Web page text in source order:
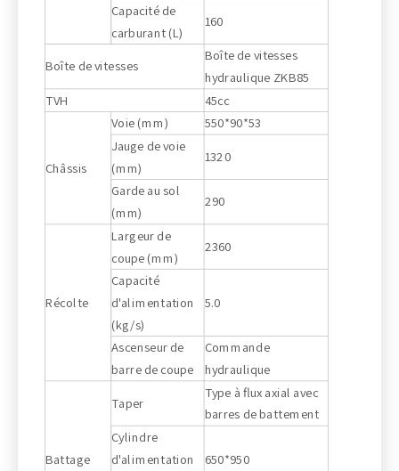
Capacité de
carburant (L)
160
Boîte de vitesses
Boîte de vitesses
hydraulique ZKB85
TVH
45cc
Châssis
Voie (mm)
550*90*53
Jauge de voie
(mm)
1320
Garde au sol
(mm)
290
Récolte
Largeur de
coupe (mm)
2360
Capacité
d'alimentation
(kg/s)
5.0
Ascenseur de
barre de coupe
Commande
hydraulique
Battage
Taper
Type à flux axial avec
barres de battement
Cylindre
d'alimentation
650*950